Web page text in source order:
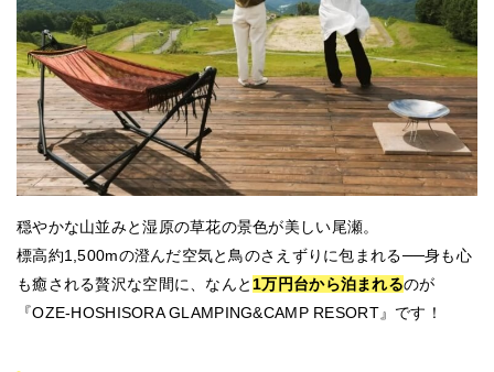
穏やかな山並みと湿原の草花の景色が美しい尾瀬。
標高約1,500mの澄んだ空気と鳥のさえずりに包まれる──身も心
も癒される贅沢な空間に、なんと 1万円台から泊まれるのが
『OZE-HOSHISORA GLAMPING&CAMP RESORT』です！